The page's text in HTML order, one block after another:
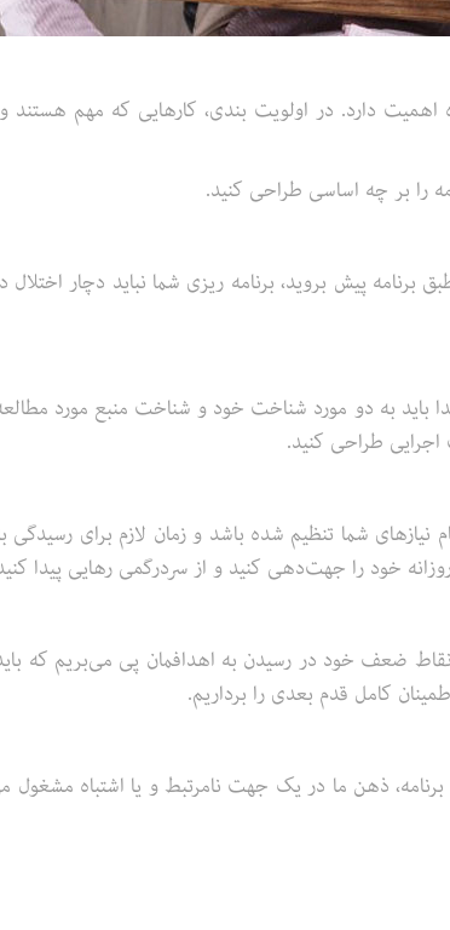
دارد. در اولویت بندی، کارهایی که مهم هستند
را بر چه اساسی طراحی کنید.
پیش بروید، برنامه ریزی شما نباید دچار اختلال
باید به دو مورد شناخت خود و شناخت منبع مورد
طراحی کنید.
شما تنظیم شده باشد و زمان لازم برای
خود را جهت‌دهی کنید و از سردرگمی رهایی پیدا
نقاط ضعف خود در رسیدن به اهدافمان پی می‌بریم که
کامل قدم بعدی را برداریم.
ذهن ما در یک جهت نامرتبط و یا اشتباه